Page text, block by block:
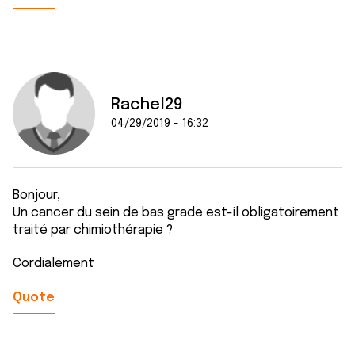
Rachel29
04/29/2019 - 16:32
Bonjour,
Un cancer du sein de bas grade est-il obligatoirement
traité par chimiothérapie ?
Cordialement
Quote